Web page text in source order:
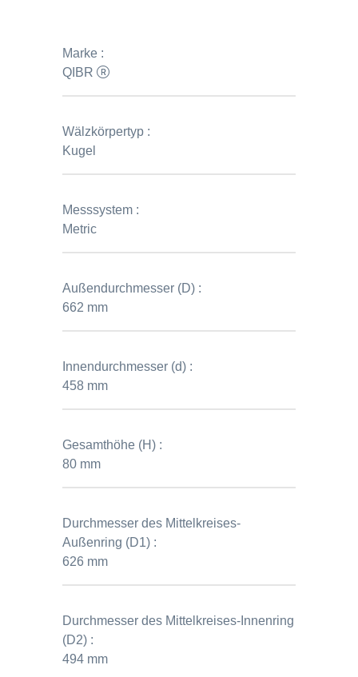
Marke :
QIBR
Wälzkörpertyp :
Kugel
Messsystem :
Metric
Außendurchmesser (D) :
662 mm
Innendurchmesser (d) :
458 mm
Gesamthöhe (H) :
80 mm
Durchmesser des Mittelkreises-
Außenring (D1) :
626 mm
Durchmesser des Mittelkreises-Innenring
(D2) :
494 mm